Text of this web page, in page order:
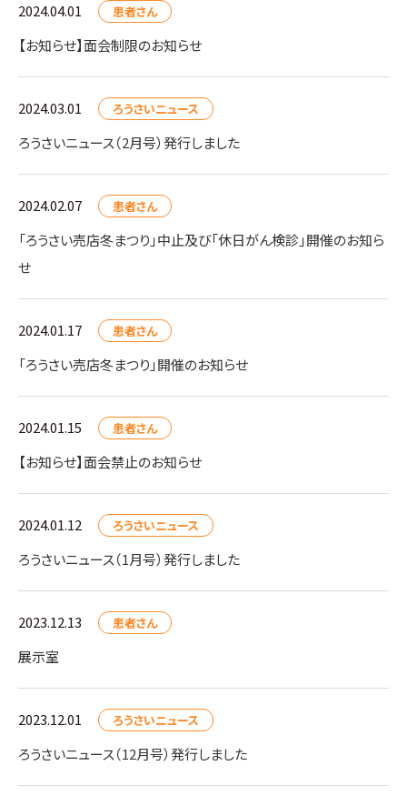
2024.04.01 患者さん
【お知らせ】面会制限のお知らせ
2024.03.01 ろうさいニュース
ろうさいニュース（2月号）発行しました
2024.02.07 患者さん
「ろうさい売店冬まつり」中止及び「休日がん検診」開催のお知ら
せ
2024.01.17 患者さん
「ろうさい売店冬まつり」開催のお知らせ
2024.01.15 患者さん
【お知らせ】面会禁止のお知らせ
2024.01.12 ろうさいニュース
ろうさいニュース（1月号）発行しました
2023.12.13 患者さん
展示室
2023.12.01 ろうさいニュース
ろうさいニュース（12月号）発行しました